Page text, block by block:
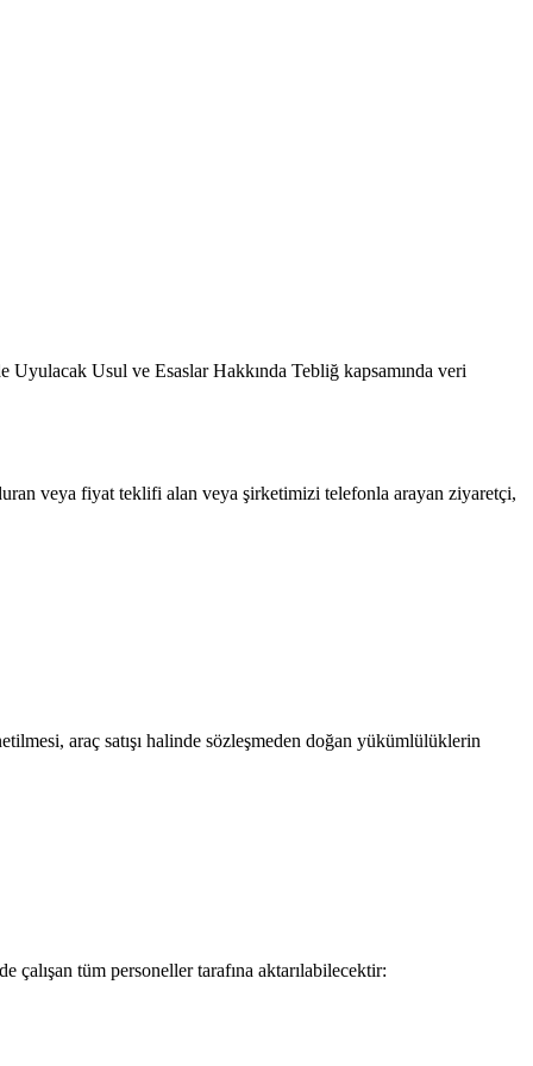
Usul ve Esaslar Hakkında Tebliğ kapsamında veri
veya fiyat teklifi alan veya şirketimizi telefonla arayan ziyaretçi,
araç satışı halinde sözleşmeden doğan yükümlülüklerin
çalışan tüm personeller tarafına aktarılabilecektir: